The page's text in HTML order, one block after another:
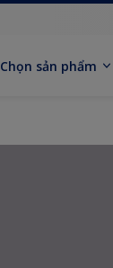
Chọn sản phẩm